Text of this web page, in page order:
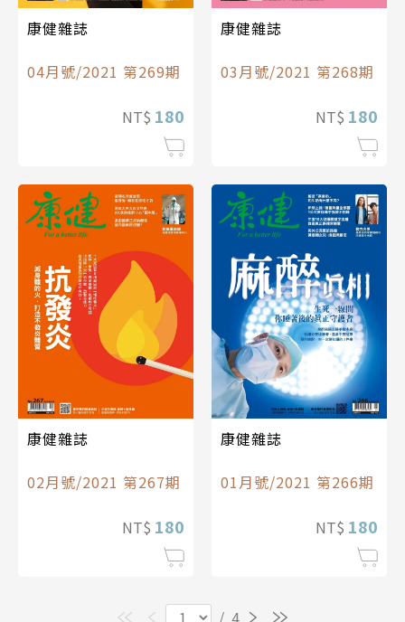
康健雜誌
04月號/2021 第269期
NT$ 180
康健雜誌
03月號/2021 第268期
NT$ 180
康健雜誌
02月號/2021 第267期
NT$ 180
康健雜誌
01月號/2021 第266期
NT$ 180
/ 4